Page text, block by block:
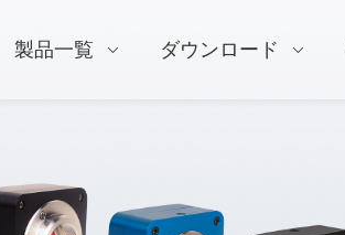
製品一覧 ダウンロード